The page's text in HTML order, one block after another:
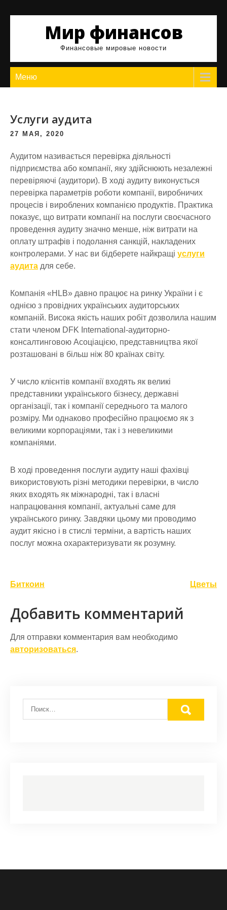
Мир финансов
Финансовые мировые новости
Меню
Услуги аудита
27 МАЯ, 2020
Аудитом називається перевірка діяльності
підприємства або компанії, яку здійснюють незалежні
перевіряючі (аудитори). В ході аудиту виконується
перевірка параметрів роботи компанії, виробничих
процесів і вироблених компанією продуктів. Практика
показує, що витрати компанії на послуги своєчасного
проведення аудиту значно менше, ніж витрати на
оплату штрафів і подолання санкцій, накладених
контролерами. У нас ви бідберете найкращі услуги
аудита для себе.
Компанія «HLB» давно працює на ринку України і є
однією з провідних українських аудиторських
компаній. Висока якість наших робіт дозволила нашим
стати членом DFK International-аудиторно-
консалтинговою Асоціацією, представництва якої
розташовані в більш ніж 80 країнах світу.
У число клієнтів компанії входять як великі
представники українського бізнесу, державні
організації, так і компанії середнього та малого
розміру. Ми однаково професійно працюємо як з
великими корпораціями, так і з невеликими
компаніями.
В ході проведення послуги аудиту наші фахівці
використовують різні методики перевірки, в число
яких входять як міжнародні, так і власні
напрацювання компанії, актуальні саме для
українського ринку. Завдяки цьому ми проводимо
аудит якісно і в стислі терміни, а вартість наших
послуг можна охарактеризувати як розумну.
Навигация
записям
Биткоин Цветы
Добавить комментарий
Для отправки комментария вам необходимо
авторизоваться.